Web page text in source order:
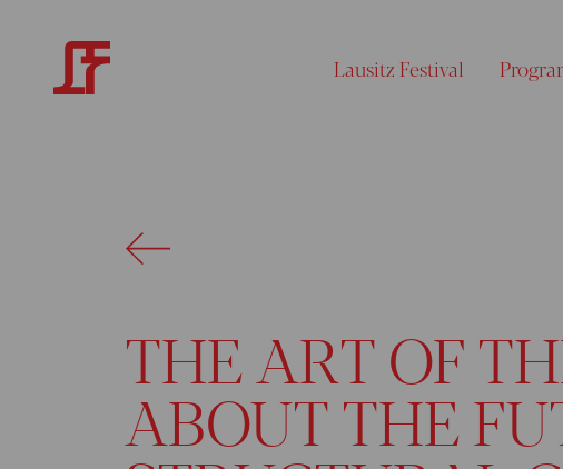
Lausitz Festival
THE ART OF
ABOUT THE